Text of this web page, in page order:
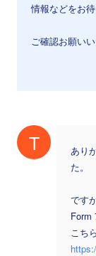
情報などをお
ご確認お願い
T
あり
た。
です
Form
こち